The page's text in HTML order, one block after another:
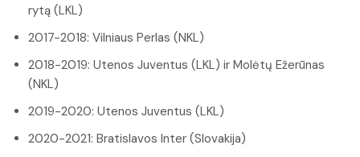
rytą (LKL)
2017-2018: Vilniaus Perlas (NKL)
2018-2019: Utenos Juventus (LKL) ir Molėtų Ežerūnas
(NKL)
2019-2020: Utenos Juventus (LKL)
2020-2021: Bratislavos Inter (Slovakija)